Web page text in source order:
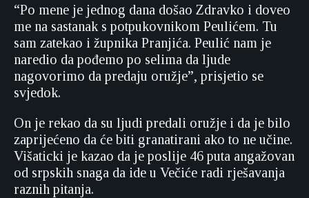
“Po mene je jednog dana došao Zdravko i doveo
me na sastanak s potpukovnikom Peulićem. Tu
sam zatekao i župnika Pranjića. Peulić nam je
naredio da pođemo po selima da ljude
nagovorimo da predaju oružje”, prisjetio se
svjedok.
On je rekao da su ljudi predali oružje i da je bilo
zaprijećeno da će biti granatirani ako to ne učine.
Višaticki je kazao da je poslije 46 puta angažovan
od srpskih snaga da ide u Večiće radi rješavanja
raznih pitanja.